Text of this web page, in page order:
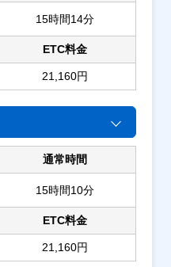
15時間14分
ETC料金
21,160円
通常時間
15時間10分
ETC料金
21,160円